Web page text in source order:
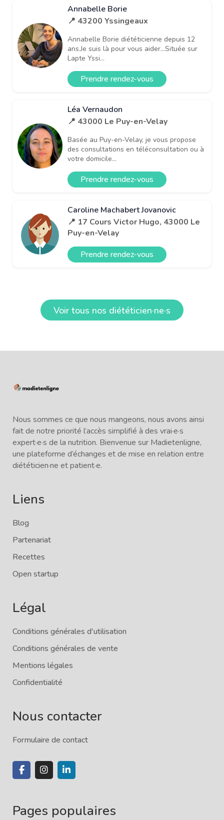
Annabelle Borie
📍 43200 Yssingeaux
Annabelle Borie diététicienne depuis 12
ans.Je suis là pour vous aider...Située sur
Lapte Yssi...
Prendre rendez-vous
Léa Vernaudon
📍 43000 Le Puy-en-Velay
Basée au Puy-en-Velay, je vous propose
des consultations en téléconsultation ou à
votre domicile...
Prendre rendez-vous
Caroline Machabert Jovanovic
📍 17 Cours Victor Hugo, 43000 Le
Puy-en-Velay
Prendre rendez-vous
Voir tous nos diététicien·ne·s
Nous sommes ce que nous mangeons, nous avons ainsi
fait de notre priorité l’accès simplifié à des vrai·e·s
expert·e·s de la nutrition. Bienvenue sur Madietenligne,
une plateforme d’échanges et de mise en relation entre
diététicien·ne et patient·e.
Liens
Blog
Partenariat
Recettes
Open startup
Légal
Conditions générales d'utilisation
Conditions générales de vente
Mentions légales
Confidentialité
Nous contacter
Formulaire de contact
Pages populaires